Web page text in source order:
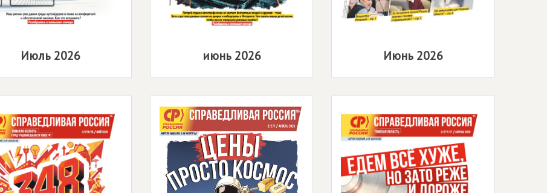
Июль 2026 июнь 2026 Июнь 2026